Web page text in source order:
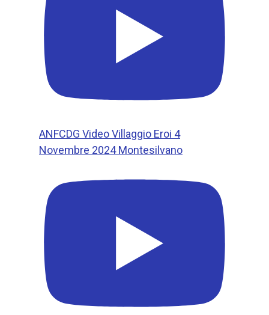
ANFCDG Video Villaggio Eroi 4
Novembre 2024 Montesilvano